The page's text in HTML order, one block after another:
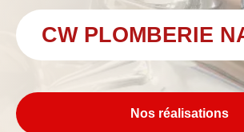
CW PLOMBERIE
Nos réalisations